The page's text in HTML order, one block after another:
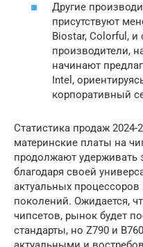
Другие
присутствуют
Biostar, Colorful, и
производители,
начинают
Intel,
корпоративный
Статистика продаж 2024-
материнские платы на
продолжают
благодаря своей
актуальных процессоров
поколений. Ожидается,
чипсетов, рынок будет
стандарты, но Z790 и